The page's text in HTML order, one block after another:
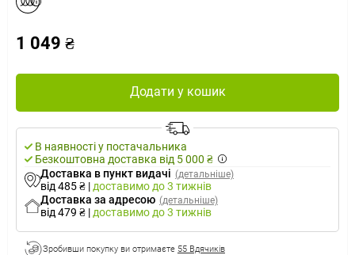
1 049 ₴
Додати у кошик
В наявності у постачальника
Безкоштовна доставка від 5 000 ₴
Доставка в пункт видачі (детальніше)
від 485 ₴ | доставимо до 3 тижнів
Доставка за адресою (детальніше)
від 479 ₴ | доставимо до 3 тижнів
Зробивши покупку ви отримаєте 55 Вдячиків